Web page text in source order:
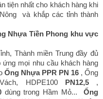
tiện nhất cho khách hàng khi
và khắp các tỉnh thành
Nhựa Tiền Phong khu vực
Thành miền Trung đầy đủ
mọi nhu cầu khách hàng
Ống Nhựa PPR PN 16 , Ống
, HDPE100 PN12,5,
dùng trong Hầm Mỏ...Ống